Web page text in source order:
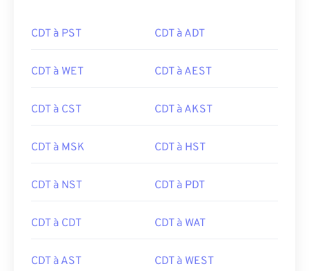
CDT à PST CDT à ADT
CDT à WET CDT à AEST
CDT à CST CDT à AKST
CDT à MSK CDT à HST
CDT à NST CDT à PDT
CDT à CDT CDT à WAT
CDT à AST CDT à WEST